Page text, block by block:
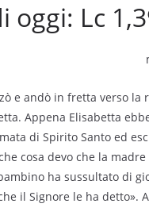
oggi: Lc
e andò in fretta verso la
Appena Elisabetta
di Spirito Santo ed
cosa devo che la
ha sussultato di
il Signore le ha detto».